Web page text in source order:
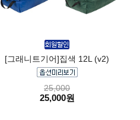
[그래니트기어]집색 12L (v2)
25,000
25,000원